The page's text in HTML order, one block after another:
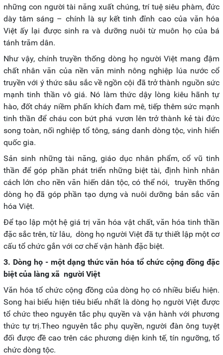
những con người tài năng xuất chúng, trí tuệ siêu phàm, đức
dày tâm sáng – chính là sự kết tinh đỉnh cao của văn hóa
Việt ấy lại được sinh ra và dưỡng nuôi từ muôn họ của bá
tánh trăm dân.
Như vậy, chính truyền thống dòng họ người Việt mang đậm
chất nhân văn của nền văn minh nông nghiệp lúa nước cổ
truyền với ý thức sâu sắc về ngồn cội đã trở thành nguồn sức
mạnh tinh thần vô giá. Nó làm thức dậy lòng kiêu hãnh tự
hào, đốt cháy niềm phấn khích đam mê, tiếp thêm sức mạnh
tinh thần để cháu con bứt phá vươn lên trở thành kẻ tài đức
song toàn, nối nghiệp tổ tông, sáng danh dòng tộc, vinh hiển
quốc gia.
Sản sinh những tài năng, giáo dục nhân phẩm, cổ vũ tinh
thần để góp phần phát triển những biệt tài, định hình nhân
cách lớn cho nền văn hiến dân tộc, có thể nói, truyền thống
dòng họ đã góp phần tạo dựng và nuôi dưỡng bản sắc văn
hóa Việt.
Để tạo lập một hệ giá trị văn hóa vật chất, văn hóa tinh thần
đặc sắc trên, từ lâu, dòng họ người Việt đã tự thiết lập một cơ
cấu tổ chức gắn với cơ chế vận hành đặc biệt.
3. Dòng họ - một dạng thức văn hóa tổ chức cộng đồng đặc
biệt của làng xã người Việt
Văn hóa tổ chức cộng đồng của dòng họ có nhiều biểu hiện.
Song hai biểu hiện tiêu biểu nhất là dòng họ người Việt được
tổ chức theo nguyên tắc phụ quyền và vận hành với phương
thức tự trị.Theo nguyên tắc phụ quyền, người đàn ông tuyệt
đối được đề cao trên các phương diện kinh tế, tín ngưỡng, tổ
chức dòng tộc.